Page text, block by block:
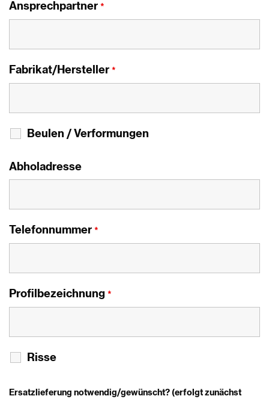
Ansprechpartner *
Fabrikat/Hersteller *
Beulen / Verformungen
Abholadresse
Telefonnummer *
Profilbezeichnung *
Risse
Ersatzlieferung notwendig/gewünscht? (erfolgt zunächst